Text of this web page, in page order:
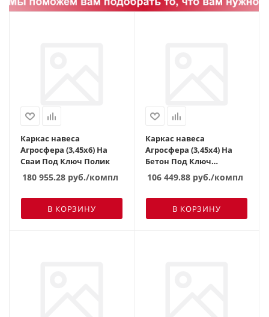
Каркас навеса
Агросфера (3,45х6) На
Сваи Под Ключ Полик
180 955.28 руб./компл
В КОРЗИНУ
Каркас навеса
Агросфера (3,45х4) На
Бетон Под Ключ
Поликарбонат
106 449.88 руб./компл
В КОРЗИНУ